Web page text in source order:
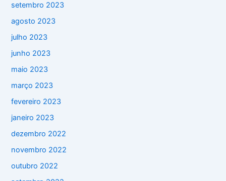
setembro 2023
agosto 2023
julho 2023
junho 2023
maio 2023
março 2023
fevereiro 2023
janeiro 2023
dezembro 2022
novembro 2022
outubro 2022